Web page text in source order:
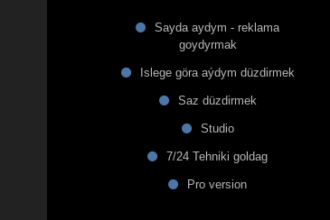
Sayda aydym - reklama
goydyrmak
Islege göra aýdym düzdirmek
Saz düzdirmek
Studio
7/24 Tehniki goldag
Pro version